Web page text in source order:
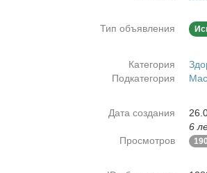
Тип объявления
Категория
Подкатегория
Дата создания
6
Просмотров